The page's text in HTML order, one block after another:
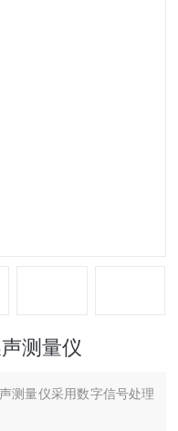
测量仪
测量仪采用数字信号处理